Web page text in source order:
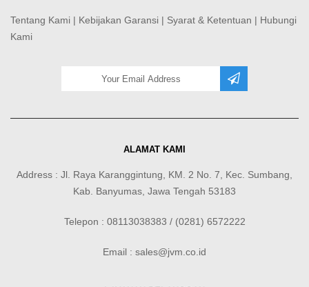
Tentang Kami | Kebijakan Garansi | Syarat & Ketentuan | Hubungi
Kami
ALAMAT KAMI
Address : Jl. Raya Karanggintung, KM. 2 No. 7, Kec. Sumbang,
Kab. Banyumas, Jawa Tengah 53183
Telepon : 08113038383 / (0281) 6572222
Email : sales@jvm.co.id